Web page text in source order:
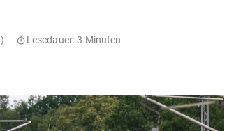
-
Lesedauer: 3 Minuten